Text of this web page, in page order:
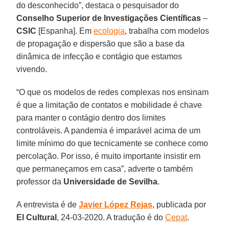
do desconhecido”, destaca o pesquisador do
Conselho Superior de Investigações Científicas –
CSIC [Espanha]. Emecologia, trabalha com modelos
de propagação e dispersão que são a base da
dinâmica de infecção e contágio que estamos
vivendo.
“O que os modelos de redes complexas nos ensinam
é que a limitação de contatos e mobilidade é chave
para manter o contágio dentro dos limites
controláveis. A pandemia é imparável acima de um
limite mínimo do que tecnicamente se conhece como
percolação. Por isso, é muito importante insistir em
que permaneçamos em casa”, adverte o também
professor da Universidade de Sevilha.
A entrevista é deJavier López Rejas, publicada por
El Cultural , 24-03-2020. A tradução é doCepat.